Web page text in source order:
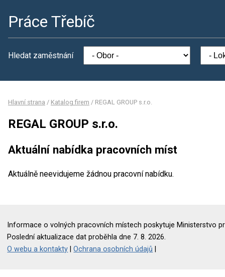
Práce Třebíč
Hledat zaměstnání
Hlavní strana / Katalog firem / REGAL GROUP s.r.o.
REGAL GROUP s.r.o.
Aktuální nabídka pracovních míst
Aktuálně neevidujeme žádnou pracovní nabídku.
Informace o volných pracovních místech poskytuje Ministerstvo
Poslední aktualizace dat proběhla dne 7. 8. 2026.
O webu a kontakty |Ochrana osobních údajů